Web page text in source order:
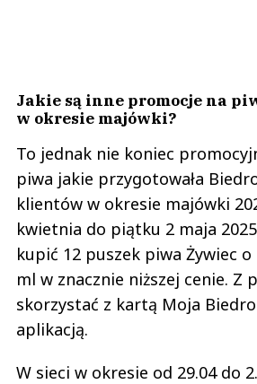
Jakie są inne promocje na
w okresie majówki?
To jednak nie koniec
piwa jakie przygotowała
klientów w okresie majówki
kwietnia do piątku 2 maja
kupić 12 puszek piwa Żywiec
ml w znacznie niższej cenie. Z
skorzystać z kartą Moja
aplikacją.
W sieci w okresie od 29.04 do